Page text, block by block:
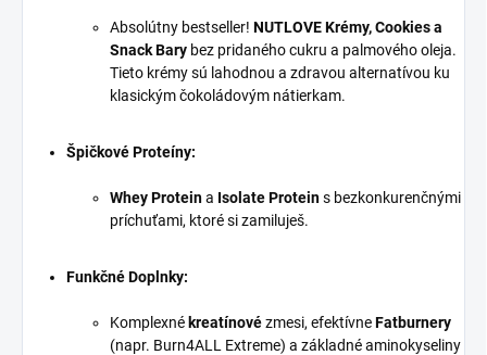
Absolútny bestseller! NUTLOVE Krémy, Cookies a
Snack Bary bez pridaného cukru a palmového oleja.
Tieto krémy sú lahodnou a zdravou alternatívou ku
klasickým čokoládovým nátierkam.
Špičkové Proteíny:
Whey Proteina Isolate Proteins bezkonkurenčnými
príchuťami, ktoré si zamiluješ.
Funkčné Doplnky:
Komplexné kreatínovézmesi, efektívneFatburnery
(napr. Burn4ALL Extreme) a základné aminokyseliny